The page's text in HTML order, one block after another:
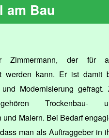
am Bau
der für
werden kann. Er ist damit
Modernisierung gefragt.
Trockenbau-
Malern. Bei Bedarf
man als Auftraggeber in